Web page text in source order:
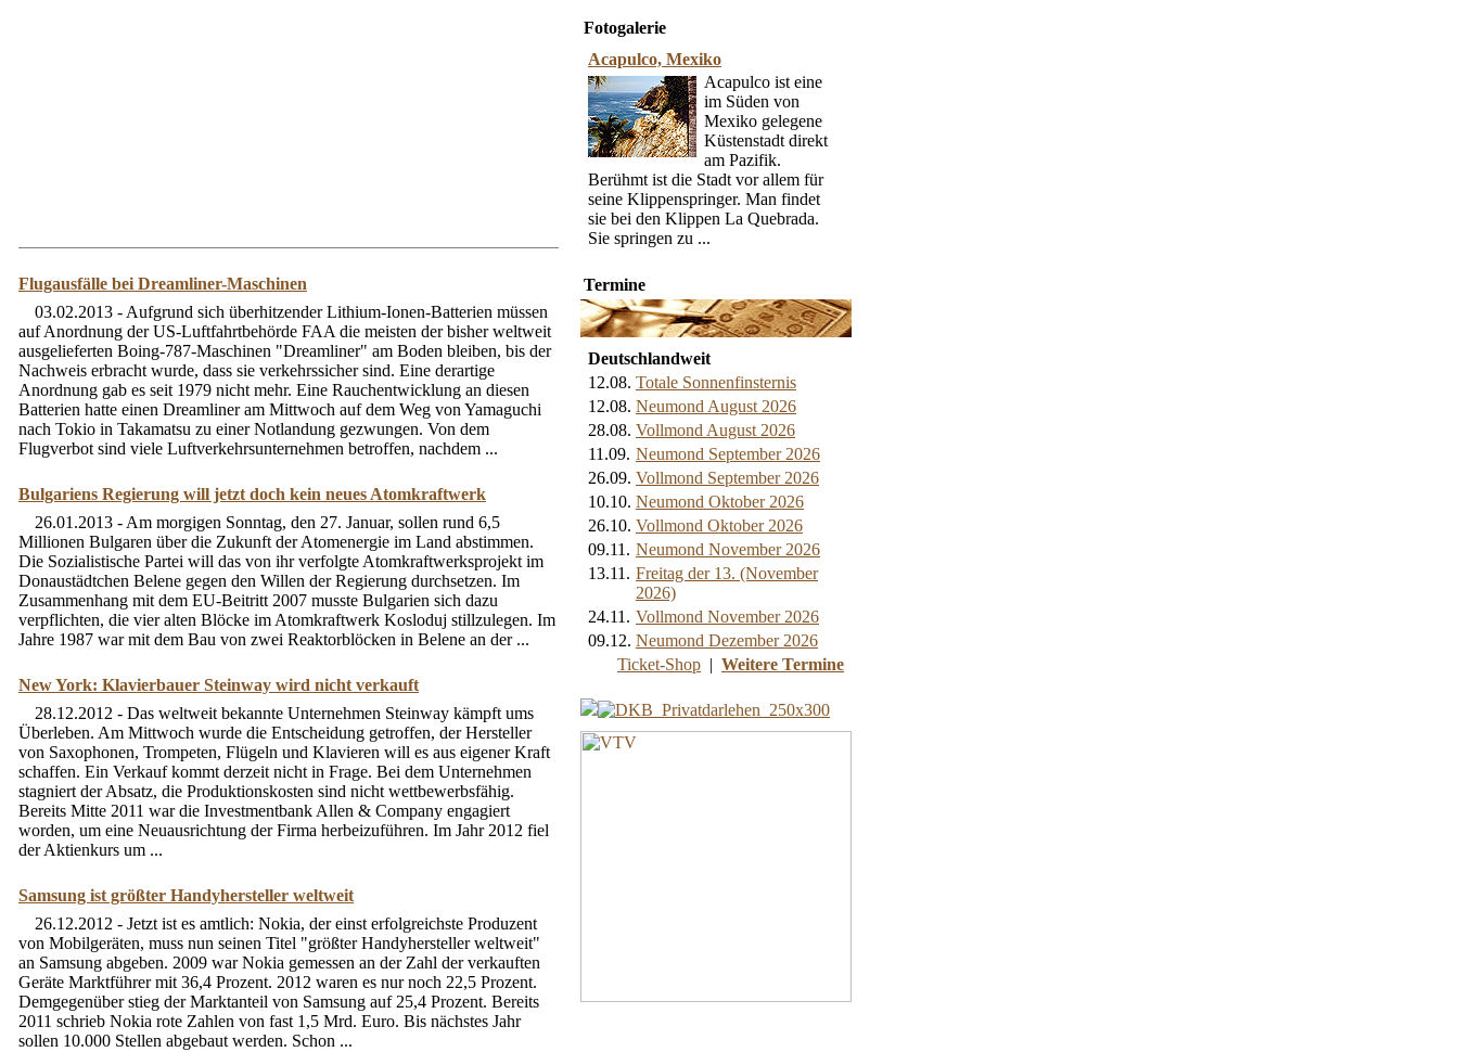
Flugausfälle bei Dreamliner-Maschinen
03.02.2013 - Aufgrund sich überhitzender Lithium-Ionen-Batterien müssen
auf Anordnung der US-Luftfahrtbehörde FAA die meisten der bisher weltweit
ausgelieferten Boing-787-Maschinen "Dreamliner" am Boden bleiben, bis der
Nachweis erbracht wurde, dass sie verkehrssicher sind. Eine derartige
Anordnung gab es seit 1979 nicht mehr. Eine Rauchentwicklung an diesen
Batterien hatte einen Dreamliner am Mittwoch auf dem Weg von Yamaguchi
nach Tokio in Takamatsu zu einer Notlandung gezwungen. Von dem
Flugverbot sind viele Luftverkehrsunternehmen betroffen, nachdem ...
Bulgariens Regierung will jetzt doch kein neues Atomkraftwerk
26.01.2013 - Am morgigen Sonntag, den 27. Januar, sollen rund 6,5
Millionen Bulgaren über die Zukunft der Atomenergie im Land abstimmen.
Die Sozialistische Partei will das von ihr verfolgte Atomkraftwerksprojekt im
Donaustädtchen Belene gegen den Willen der Regierung durchsetzen. Im
Zusammenhang mit dem EU-Beitritt 2007 musste Bulgarien sich dazu
verpflichten, die vier alten Blöcke im Atomkraftwerk Kosloduj stillzulegen. Im
Jahre 1987 war mit dem Bau von zwei Reaktorblöcken in Belene an der ...
New York: Klavierbauer Steinway wird nicht verkauft
28.12.2012 - Das weltweit bekannte Unternehmen Steinway kämpft ums
Überleben. Am Mittwoch wurde die Entscheidung getroffen, der Hersteller
von Saxophonen, Trompeten, Flügeln und Klavieren will es aus eigener Kraft
schaffen. Ein Verkauf kommt derzeit nicht in Frage. Bei dem Unternehmen
stagniert der Absatz, die Produktionskosten sind nicht wettbewerbsfähig.
Bereits Mitte 2011 war die Investmentbank Allen & Company engagiert
worden, um eine Neuausrichtung der Firma herbeizuführen. Im Jahr 2012 fiel
der Aktienkurs um ...
Samsung ist größter Handyhersteller weltweit
26.12.2012 - Jetzt ist es amtlich: Nokia, der einst erfolgreichste Produzent
von Mobilgeräten, muss nun seinen Titel "größter Handyhersteller weltweit"
an Samsung abgeben. 2009 war Nokia gemessen an der Zahl der verkauften
Geräte Marktführer mit 36,4 Prozent. 2012 waren es nur noch 22,5 Prozent.
Demgegenüber stieg der Marktanteil von Samsung auf 25,4 Prozent. Bereits
2011 schrieb Nokia rote Zahlen von fast 1,5 Mrd. Euro. Bis nächstes Jahr
sollen 10.000 Stellen abgebaut werden. Schon ...
Fotogalerie
Acapulco, Mexiko
Acapulco ist eine
im Süden von
Mexiko gelegene
Küstenstadt direkt
am Pazifik.
Berühmt ist die Stadt vor allem für
seine Klippenspringer. Man findet
sie bei den Klippen La Quebrada.
Sie springen zu ...
Termine
Deutschlandweit
12.08. Totale Sonnenfinsternis
12.08. Neumond August 2026
28.08. Vollmond August 2026
11.09. Neumond September 2026
26.09. Vollmond September 2026
10.10. Neumond Oktober 2026
26.10. Vollmond Oktober 2026
09.11. Neumond November 2026
13.11. Freitag der 13. (November
2026)
24.11. Vollmond November 2026
09.12. Neumond Dezember 2026
Ticket-Shop | Weitere Termine